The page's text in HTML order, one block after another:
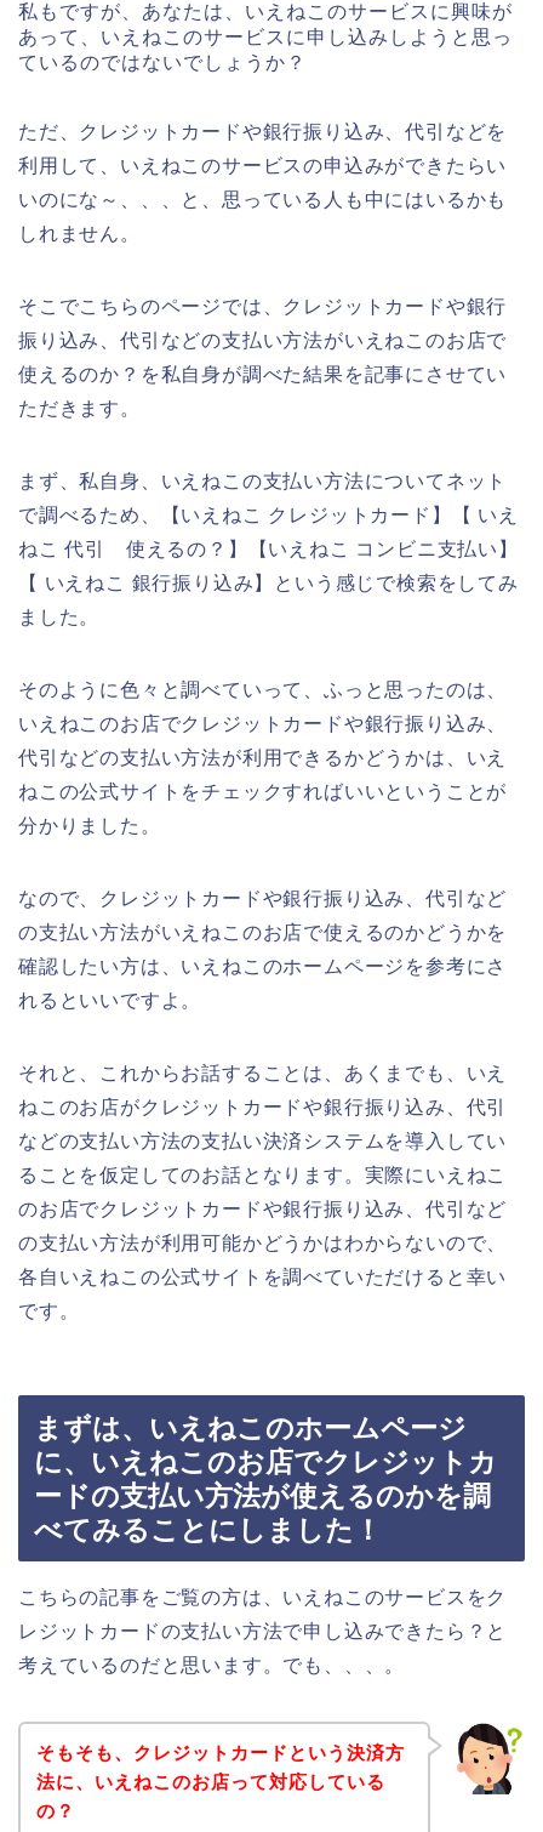
私もですが、あなたは、いえねこのサービスに興味が
あって、いえねこのサービスに申し込みしようと思っ
ているのではないでしょうか？
ただ、クレジットカードや銀行振り込み、代引などを
利用して、いえねこのサービスの申込みができたらい
いのにな～、、、と、思っている人も中にはいるかも
しれません。
そこでこちらのページでは、クレジットカードや銀行
振り込み、代引などの支払い方法がいえねこのお店で
使えるのか？を私自身が調べた結果を記事にさせてい
ただきます。
まず、私自身、いえねこの支払い方法についてネット
で調べるため、【いえねこ クレジットカード】【 いえ
ねこ 代引 使えるの？】【いえねこ コンビニ支払い】
【 いえねこ 銀行振り込み】という感じで検索をしてみ
ました。
そのように色々と調べていって、ふっと思ったのは、
いえねこのお店でクレジットカードや銀行振り込み、
代引などの支払い方法が利用できるかどうかは、いえ
ねこの公式サイトをチェックすればいいということが
分かりました。
なので、クレジットカードや銀行振り込み、代引など
の支払い方法がいえねこのお店で使えるのかどうかを
確認したい方は、いえねこのホームページを参考にさ
れるといいですよ。
それと、これからお話することは、あくまでも、いえ
ねこのお店がクレジットカードや銀行振り込み、代引
などの支払い方法の支払い決済システムを導入してい
ることを仮定してのお話となります。実際にいえねこ
のお店でクレジットカードや銀行振り込み、代引など
の支払い方法が利用可能かどうかはわからないので、
各自いえねこの公式サイトを調べていただけると幸い
です。
まずは、いえねこのホームページ
に、いえねこのお店でクレジットカ
ードの支払い方法が使えるのかを調
べてみることにしました！
こちらの記事をご覧の方は、いえねこのサービスをク
レジットカードの支払い方法で申し込みできたら？と
考えているのだと思います。でも、、、。
そもそも、クレジットカードという決済方
法に、いえねこのお店って対応している
の？